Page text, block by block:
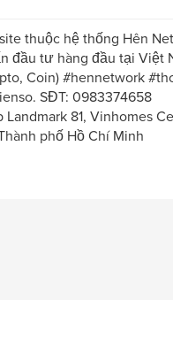
thuộc hệ thống Hên
đầu tư hàng đầu tại
Coin) #hennetwork
SĐT: 0983374658
Landmark 81, Vinhomes
phố Hồ Chí Minh